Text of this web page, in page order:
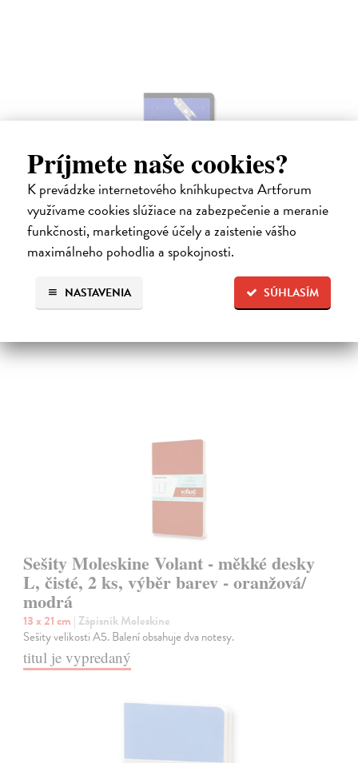
Príjmete naše cookies?
K prevádzke internetového kníhkupectva Artforum
využívame cookies slúžiace na zabezpečenie a meranie
funkčnosti, marketingové účely a zaistenie vášho
maximálneho pohodlia a spokojnosti.
SÚHLASÍM
NASTAVENIA
Zápisník Moleskine NASA Volant čistý L
13 x 21 cm| Zápisník Moleskine
Zošit z kolekcie NASA - inspired inšpirovanej lunárnym povrchom.
Kolekcia oslavuje návrat ľudstva k misiám na Mesiac a prináša priestor
na objavovanie fantázie aj vyjadrenie nekonečných možností tvorivej…
titul je vypredaný
Sešity Moleskine Volant - měkké desky
L, čisté, 2 ks, výběr barev - oranžová/
modrá
13 x 21 cm | Zápisník Moleskine
Sešity velikosti A5. Balení obsahuje dva notesy.
titul je vypredaný